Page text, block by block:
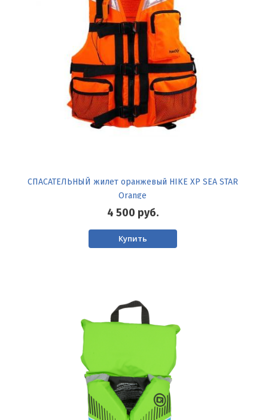
СПАСАТЕЛЬНЫЙ жилет оранжевый HIKE XP SEA STAR
Orange
4 500 руб.
Купить